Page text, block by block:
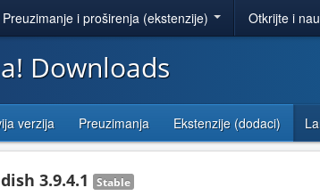
Preuzimanje i proširenja (ekstenzije) Otkrijte i
Downloads
verzija Preuzimanja Ekstenzije (dodaci)
3.9.4.1 Stable